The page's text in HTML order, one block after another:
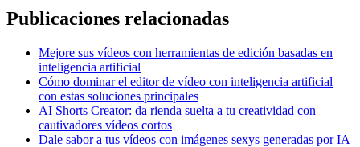
Publicaciones relacionadas
Mejore sus vídeos con herramientas de edición basadas en
inteligencia artificial
Cómo dominar el editor de vídeo con inteligencia artificial
con estas soluciones principales
AI Shorts Creator: da rienda suelta a tu creatividad con
cautivadores vídeos cortos
Dale sabor a tus vídeos con imágenes sexys generadas por IA